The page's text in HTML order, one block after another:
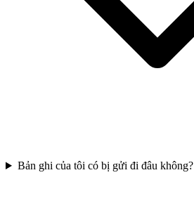
Bản ghi của tôi có bị gửi đi đâu không?